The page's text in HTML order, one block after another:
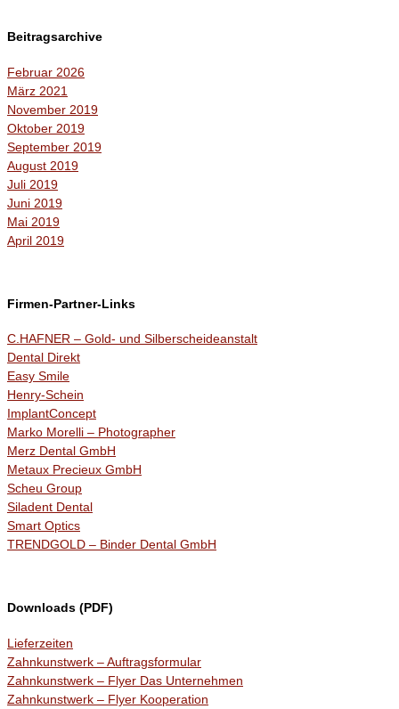
Beitragsarchive
Februar 2026
März 2021
November 2019
Oktober 2019
September 2019
August 2019
Juli 2019
Juni 2019
Mai 2019
April 2019
Firmen-Partner-Links
C.HAFNER – Gold- und Silberscheideanstalt
Dental Direkt
Easy Smile
Henry-Schein
ImplantConcept
Marko Morelli – Photographer
Merz Dental GmbH
Metaux Precieux GmbH
Scheu Group
Siladent Dental
Smart Optics
TRENDGOLD – Binder Dental GmbH
Downloads (PDF)
Lieferzeiten
Zahnkunstwerk – Auftragsformular
Zahnkunstwerk – Flyer Das Unternehmen
Zahnkunstwerk – Flyer Kooperation